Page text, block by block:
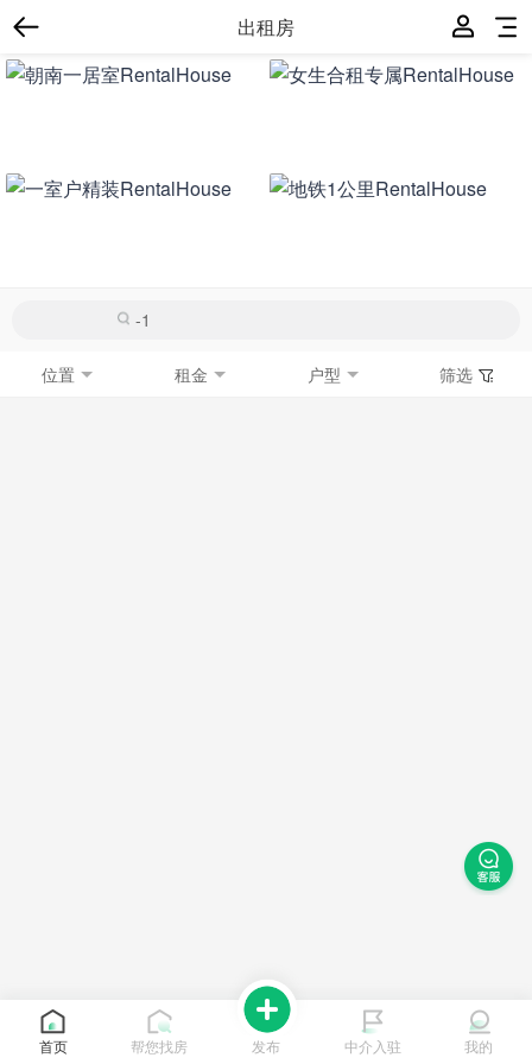
出租房
位置 租金 户型 筛选
首页 帮您找房 发布 中介入驻 我的